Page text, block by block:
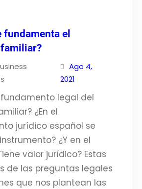
fundamenta el
Ago 4,
2021
fundamento legal del
¿En el
jurídico español se
¿Y en el
valor jurídico? Estas
de las preguntas legales
que nos plantean las